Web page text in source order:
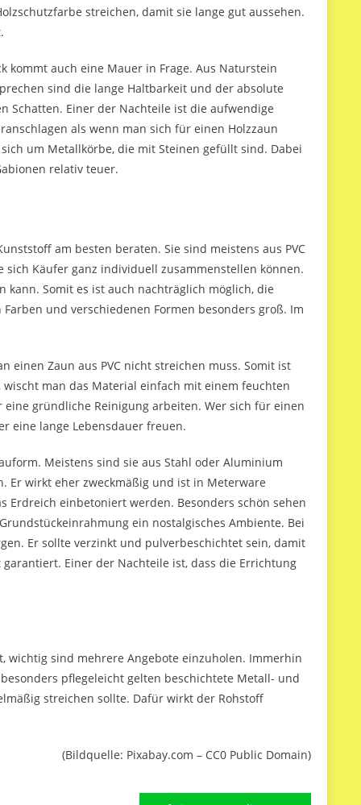
streichen, damit sie lange gut aussehen.
kommt auch eine Mauer in Frage. Aus Naturstein
sind die lange Haltbarkeit und der absolute
Schatten. Einer der Nachteile ist die aufwendige
als wenn man sich für einen Holzzaun
um Metallkörbe, die mit Steinen gefüllt sind. Dabei
relativ teuer.
am besten beraten. Sie sind meistens aus PVC
Käufer ganz individuell zusammenstellen können.
Somit es ist auch nachträglich möglich, die
und verschiedenen Formen besonders groß. Im
einen Zaun aus PVC nicht streichen muss. Somit ist
man das Material einfach mit einem feuchten
gründliche Reinigung arbeiten. Wer sich für einen
eine lange Lebensdauer freuen.
Meistens sind sie aus Stahl oder Aluminium
Er wirkt eher zweckmäßig und ist in Meterware
Erdreich einbetoniert werden. Besonders schön sehen
ein nostalgisches Ambiente. Bei
Er sollte verzinkt und pulverbeschichtet sein, damit
Einer der Nachteile ist, dass die Errichtung
wichtig sind mehrere Angebote einzuholen. Immerhin
pflegeleicht gelten beschichtete Metall- und
streichen sollte. Dafür wirkt der Rohstoff
(Bildquelle: Pixabay.com – CC0 Public Domain)